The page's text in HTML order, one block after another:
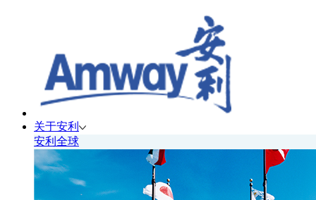
关于安利
安利全球